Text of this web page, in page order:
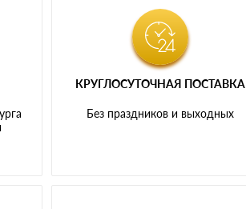
КРУГЛОСУТОЧНАЯ ПОСТАВКА
Без праздников и выходных